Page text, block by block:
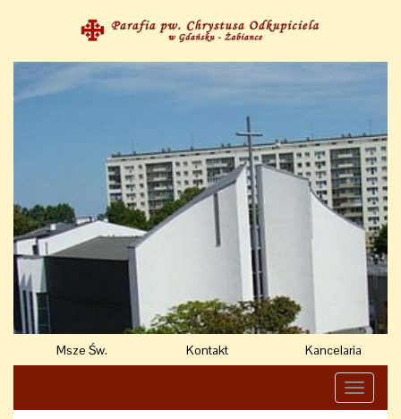
Msze Św. Kontakt Kancelaria
Toggle